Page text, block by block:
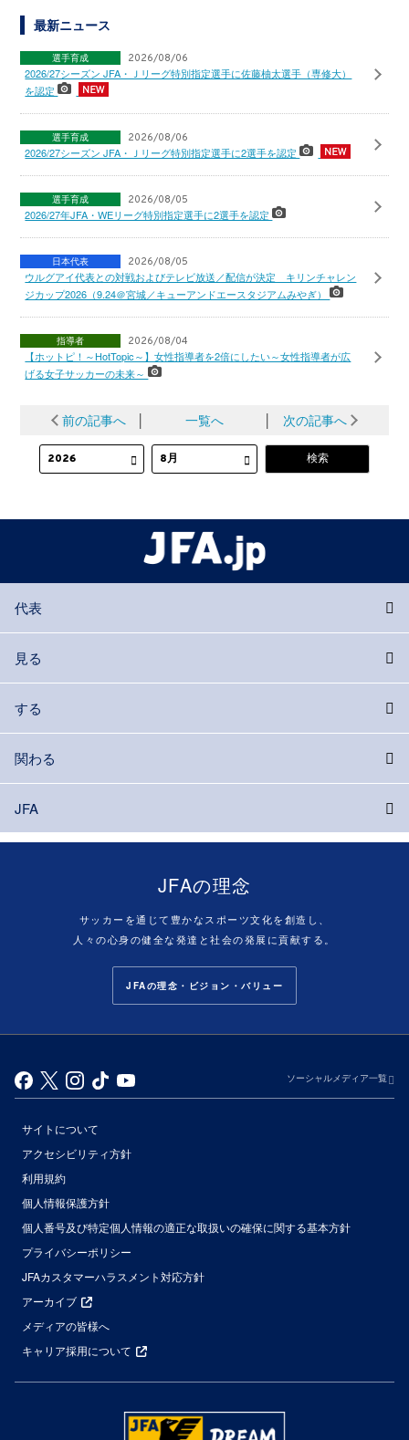
最新ニュース
選手育成 2026/08/06
2026/27シーズン JFA・Ｊリーグ特別指定選手に佐藤柚太選手（専修大）
を認定
選手育成 2026/08/06
2026/27シーズン JFA・Ｊリーグ特別指定選手に2選手を認定
選手育成 2026/08/05
2026/27年JFA・WEリーグ特別指定選手に2選手を認定
日本代表 2026/08/05
ウルグアイ代表との対戦およびテレビ放送／配信が決定 キリンチャレン
ジカップ2026（9.24＠宮城／キューアンドエースタジアムみやぎ）
指導者 2026/08/04
【ホットピ！～HotTopic～】女性指導者を2倍にしたい～女性指導者が広
げる女子サッカーの未来～
前の記事へ │ 一覧へ │ 次の記事へ
代表
見る
する
関わる
JFA
JFAの理念
サッカーを通じて豊かなスポーツ文化を創造し、
人々の心身の健全な発達と社会の発展に貢献する。
JFAの理念・ビジョン・バリュー
ソーシャルメディア一覧
サイトについて
アクセシビリティ方針
利用規約
個人情報保護方針
個人番号及び特定個人情報の適正な取扱いの確保に関する基本方針
プライバシーポリシー
JFAカスタマーハラスメント対応方針
アーカイブ
メディアの皆様へ
キャリア採用について